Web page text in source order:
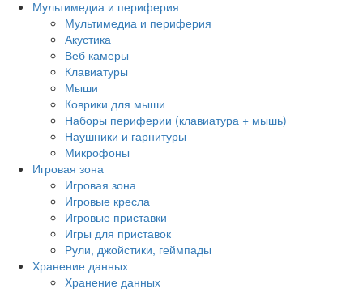
Мультимедиа и периферия
Мультимедиа и периферия
Акустика
Веб камеры
Клавиатуры
Мыши
Коврики для мыши
Наборы периферии (клавиатура + мышь)
Наушники и гарнитуры
Микрофоны
Игровая зона
Игровая зона
Игровые кресла
Игровые приставки
Игры для приставок
Рули, джойстики, геймпады
Хранение данных
Хранение данных